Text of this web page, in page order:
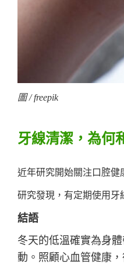
圖 / freepik
牙線清潔，為何
近年研究開始關注口腔健
研究發現，有定期使用牙
結語
冬天的低溫確實為身
動。照顧心血管健康